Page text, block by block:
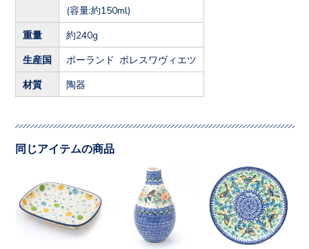
(容量:約150ml)
重量 約240g
生産国 ポーランド ボレスワヴィエツ
材質 陶器
同じアイテムの商品